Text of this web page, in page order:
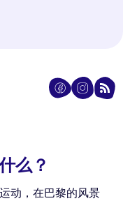
么？
动，在巴黎的风景